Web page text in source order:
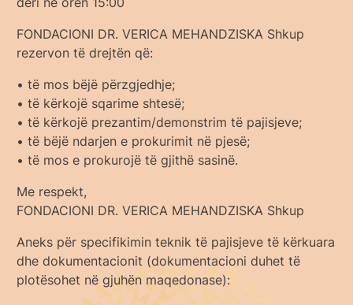
FONDACIONI DR. VERICA MEHANDZISKA Shkup
rezervon të drejtën që:
• të mos bëjë përzgjedhje;
• të kërkojë sqarime shtesë;
• të kërkojë prezantim/demonstrim të pajisjeve;
• të bëjë ndarjen e prokurimit në pjesë;
• të mos e prokurojë të gjithë sasinë.
Me respekt,
FONDACIONI DR. VERICA MEHANDZISKA Shkup
Aneks për specifikimin teknik të pajisjeve të kërkuara
dhe dokumentacionit (dokumentacioni duhet të
plotësohet në gjuhën maqedonase):